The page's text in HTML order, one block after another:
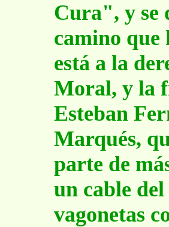
Cura", y se
camino que
está a la
Moral, y la
Esteban
Marqués,
parte de
un cable
vagonetas